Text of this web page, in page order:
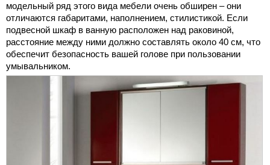
модельный ряд этого вида мебели очень обширен – они
отличаются габаритами, наполнением, стилистикой. Если
подвесной шкаф в ванную расположен над раковиной,
расстояние между ними должно составлять около 40 см, что
обеспечит безопасность вашей голове при пользовании
умывальником.